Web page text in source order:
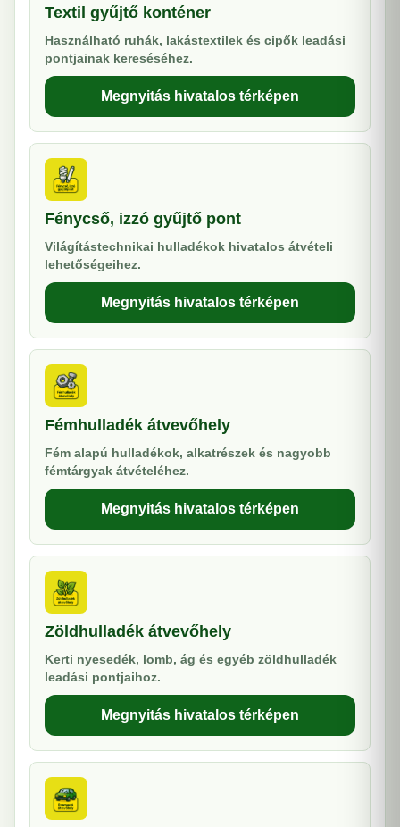
Textil gyűjtő konténer
Használható ruhák, lakástextilek és cipők leadási
pontjainak kereséséhez.
Megnyitás hivatalos térképen
Fénycső, izzó gyűjtő pont
Világítástechnikai hulladékok hivatalos átvételi
lehetőségeihez.
Megnyitás hivatalos térképen
Fémhulladék átvevőhely
Fém alapú hulladékok, alkatrészek és nagyobb
fémtárgyak átvételéhez.
Megnyitás hivatalos térképen
Zöldhulladék átvevőhely
Kerti nyesedék, lomb, ág és egyéb zöldhulladék
leadási pontjaihoz.
Megnyitás hivatalos térképen